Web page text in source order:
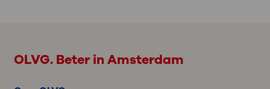
OLVG. Beter in Amsterdam